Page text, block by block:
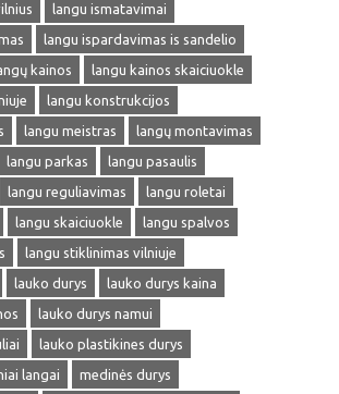
langu ismatavimai
langu ispardavimas is sandelio
kainos
langu kainos skaiciuokle
langu konstrukcijos
langu meistras
langų montavimas
langu parkas
langu pasaulis
langu reguliavimas
langu roletai
langu skaiciuokle
langu spalvos
langu stiklinimas vilniuje
lauko durys
lauko durys kaina
lauko durys namui
lauko plastikines durys
langai
medinės durys